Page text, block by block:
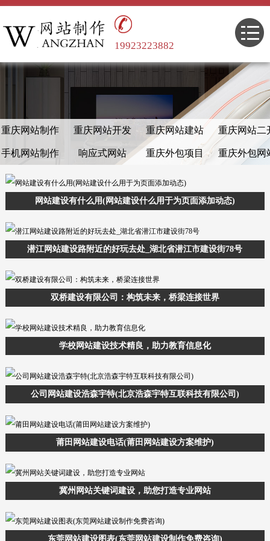
19923223882
重庆网站制作 重庆网站开发 重庆网站建站 重庆网站二
手机网站制作 响应式网站 重庆外包项目 重庆外包网
网站建设有什么用(网站建设什么用于为页面添加动态)
潜江网站建设路附近的好玩去处_湖北省潜江市建设街78号
双桥建设有限公司：构筑未来，桥梁连接世界
学校网站建设技术精良，助力教育信息化
公司网站建设浩森宇特(北京浩森宇特互联科技有限公司)
莆田网站建设电话(莆田网站建设方案维护)
冀州网站关键词建设，助您打造专业网站
东莞网站建设图表(东莞网站建设制作免费咨询)